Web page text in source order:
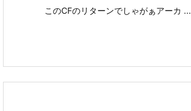
このCFのリターンでしゃがぁアーカ ...